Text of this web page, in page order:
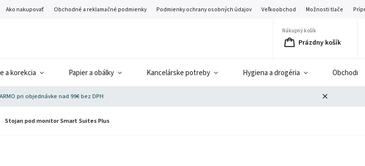
Ako nakupovať Obchodné a reklamačné podmienky Podmienky ochrany osobných údajov Veľkoobchod Možnosti tlače
Nákupný košík
Prázdny košík
a korekcia Papier a obálky Kancelárske potreby Hygiena a drogéria
pri objednávke nad 99€ bez DPH
Stojan pod monitor Smart Suites Plus